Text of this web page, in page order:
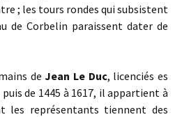
; les tours rondes qui subsistent
de Corbelin paraissent dater de
deJean Le Duc, licenciés es
de 1445 à 1617, il appartient à
les représentants tiennent des